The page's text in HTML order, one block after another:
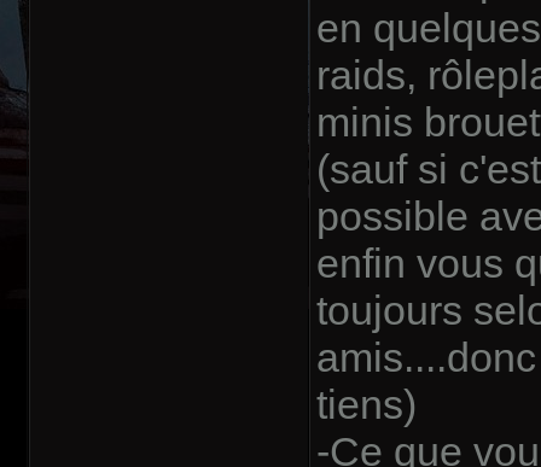
en
raids,
minis
(sauf si
possible
enfin vous
toujours
tiens)
-Ce que